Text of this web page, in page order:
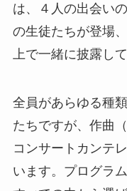
は、４人の出会い
の生徒たちが登場
上で一緒に披露し
全員があらゆる種
たちですが、作曲
コンサートカンテ
います。プログラ